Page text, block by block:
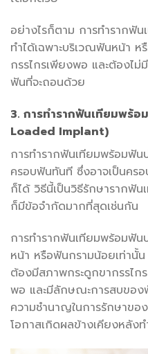
อย่างไรก็ตาม การทำรากฟั
ทำได้เฉพาะบริเวณฟันหน้า
กรรไกรเพียงพอ และต้องไ
ฟันที่จะถอนด้วย
3. การทำรากฟันเทียมพร้
Loaded Implant)
การทำรากฟันเทียมพร้อมฟัน
ครอบฟันทันที ซึ่งอาจเป็นคร
ก็ได้ วิธีนี้เป็นวิธีรักษารากฟั
ก็มีข้อจำกัดมากที่สุดเช่นกัน
การทำรากฟันเทียมพร้อมฟัน
หน้า หรือฟันกรามน้อยเท่านั้
ต้องมีสภาพกระดูกขากรรไ
พอ และมีลักษณะการสบของ
ความชำนาญในการรักษาข
โอกาสเกิดผลข้างเคียงหลัง